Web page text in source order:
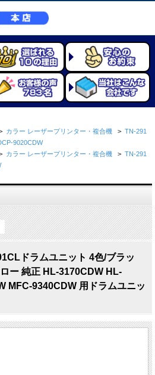
カラー レーザープリンター・複合機 > TN-291
9020CDW
カラー レーザープリンター・複合機 > TN-291
ドラムユニット 4色/ブラッ
ー 純正 HL-3170CDW HL-
MFC-9340CDW 用ドラムユニッ